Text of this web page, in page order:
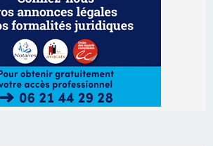
– Jean-François Gaspari retire
Curtinesi le 13 septembre